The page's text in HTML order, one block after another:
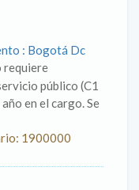
: Bogotá Dc
requiere
público (C1
en el cargo. Se
1900000